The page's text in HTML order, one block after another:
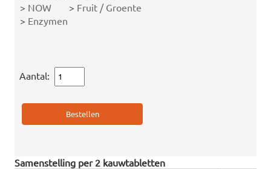
> NOW > Fruit / Groente
> Enzymen
Aantal:
Samenstelling per 2 kauwtabletten